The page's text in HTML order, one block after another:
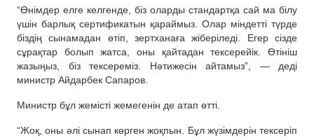
“Өнімдер елге келгенде, біз оларды стандартқа сай ма білу
үшін барлық сертификатын қараймыз. Олар міндетті түрде
біздің сынамадан өтіп, зертханаға жіберіледі. Егер сізде
сұрақтар болып жатса, оны қайтадан тексерейік. Өтініш
жазыңыз, біз тексереміз. Нәтижесін айтамыз”, — деді
министр Айдарбек Сапаров.
Министр бұл жемісті жемегенін де атап өтті.
“Жоқ, оны әлі сынап көрген жоқпын. Бұл жүзімдерін тексеріп